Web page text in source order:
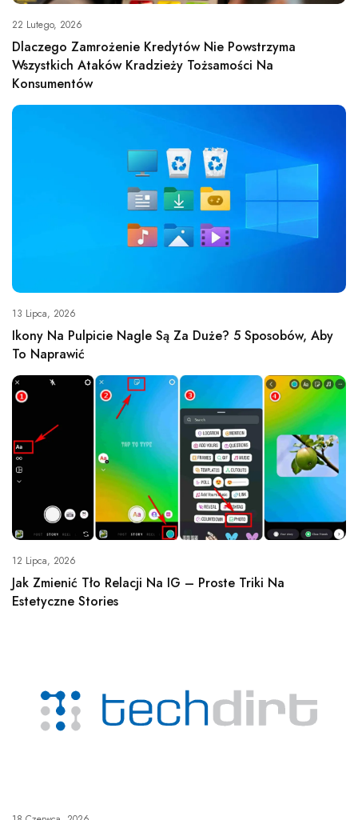
22 Lutego, 2026
Dlaczego Zamrożenie Kredytów Nie Powstrzyma
Wszystkich Ataków Kradzieży Tożsamości Na
Konsumentów
13 Lipca, 2026
Ikony Na Pulpicie Nagle Są Za Duże? 5 Sposobów, Aby
To Naprawić
12 Lipca, 2026
Jak Zmienić Tło Relacji Na IG – Proste Triki Na
Estetyczne Stories